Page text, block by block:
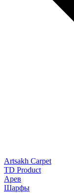
Artsakh Carpet
TD Product
Арев
Шарфы